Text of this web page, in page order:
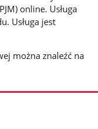
online. Usługa
Usługa jest
można znaleźć na